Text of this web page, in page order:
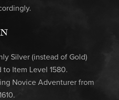
Silver (instead of Gold)
to Item Level 1580.
Novice Adventurer from